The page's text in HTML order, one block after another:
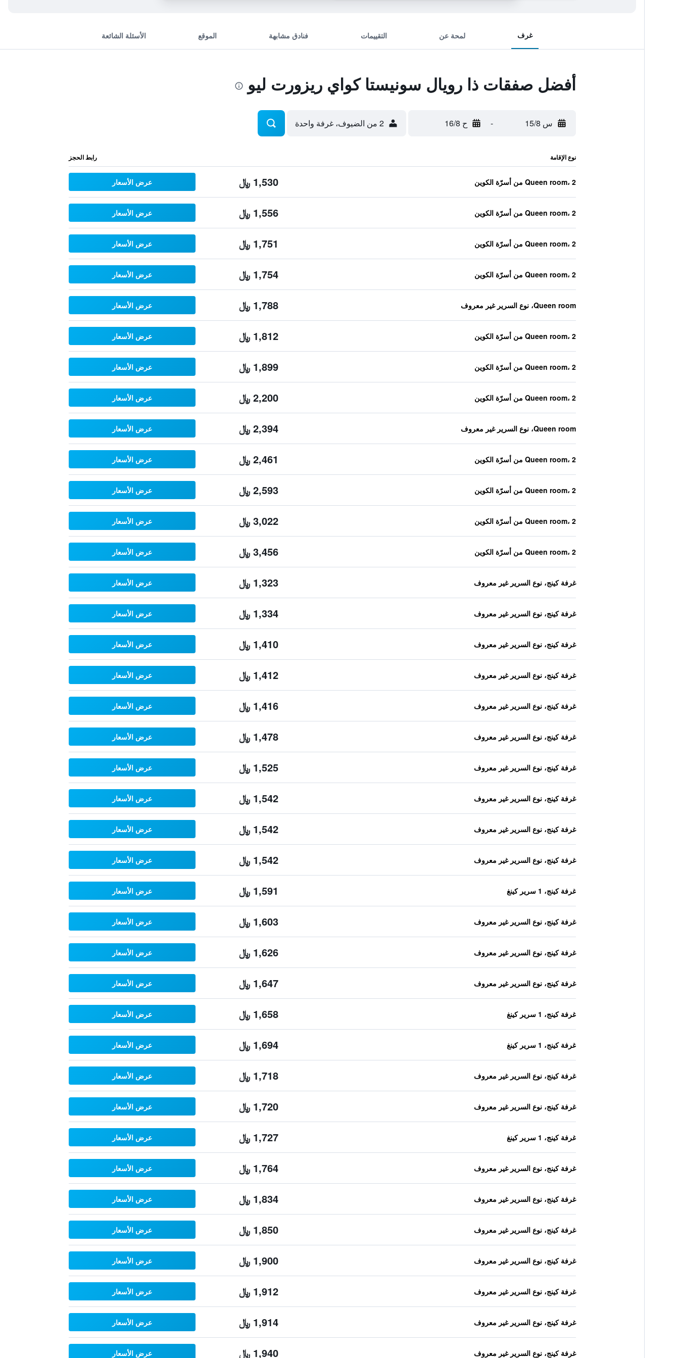
غرف لمحة عن التقييمات فنادق مشابهة الموقع الأسئلة الشائعة
أفضل صفقات ذا رويال سونيستا كواي ريزورت ليو
س 15/8 - ح 16/8 2 من الضيوف، غرفة واحدة
نوع الإقامة رابط الحجز
Queen room، 2 من أسرّة الكوين 1,530 ﷼ عرض الأسعار
Queen room، 2 من أسرّة الكوين 1,556 ﷼ عرض الأسعار
Queen room، 2 من أسرّة الكوين 1,751 ﷼ عرض الأسعار
Queen room، 2 من أسرّة الكوين 1,754 ﷼ عرض الأسعار
Queen room، نوع السرير غير معروف 1,788 ﷼ عرض الأسعار
Queen room، 2 من أسرّة الكوين 1,812 ﷼ عرض الأسعار
Queen room، 2 من أسرّة الكوين 1,899 ﷼ عرض الأسعار
Queen room، 2 من أسرّة الكوين 2,200 ﷼ عرض الأسعار
Queen room، نوع السرير غير معروف 2,394 ﷼ عرض الأسعار
Queen room، 2 من أسرّة الكوين 2,461 ﷼ عرض الأسعار
Queen room، 2 من أسرّة الكوين 2,593 ﷼ عرض الأسعار
Queen room، 2 من أسرّة الكوين 3,022 ﷼ عرض الأسعار
Queen room، 2 من أسرّة الكوين 3,456 ﷼ عرض الأسعار
غرفة كينج، نوع السرير غير معروف 1,323 ﷼ عرض الأسعار
غرفة كينج، نوع السرير غير معروف 1,334 ﷼ عرض الأسعار
غرفة كينج، نوع السرير غير معروف 1,410 ﷼ عرض الأسعار
غرفة كينج، نوع السرير غير معروف 1,412 ﷼ عرض الأسعار
غرفة كينج، نوع السرير غير معروف 1,416 ﷼ عرض الأسعار
غرفة كينج، نوع السرير غير معروف 1,478 ﷼ عرض الأسعار
غرفة كينج، نوع السرير غير معروف 1,525 ﷼ عرض الأسعار
غرفة كينج، نوع السرير غير معروف 1,542 ﷼ عرض الأسعار
غرفة كينج، نوع السرير غير معروف 1,542 ﷼ عرض الأسعار
غرفة كينج، نوع السرير غير معروف 1,542 ﷼ عرض الأسعار
غرفة كينج، 1 سرير كينغ 1,591 ﷼ عرض الأسعار
غرفة كينج، نوع السرير غير معروف 1,603 ﷼ عرض الأسعار
غرفة كينج، نوع السرير غير معروف 1,626 ﷼ عرض الأسعار
غرفة كينج، نوع السرير غير معروف 1,647 ﷼ عرض الأسعار
غرفة كينج، 1 سرير كينغ 1,658 ﷼ عرض الأسعار
غرفة كينج، 1 سرير كينغ 1,694 ﷼ عرض الأسعار
غرفة كينج، نوع السرير غير معروف 1,718 ﷼ عرض الأسعار
غرفة كينج، نوع السرير غير معروف 1,720 ﷼ عرض الأسعار
غرفة كينج، 1 سرير كينغ 1,727 ﷼ عرض الأسعار
غرفة كينج، نوع السرير غير معروف 1,764 ﷼ عرض الأسعار
غرفة كينج، نوع السرير غير معروف 1,834 ﷼ عرض الأسعار
غرفة كينج، نوع السرير غير معروف 1,850 ﷼ عرض الأسعار
غرفة كينج، نوع السرير غير معروف 1,900 ﷼ عرض الأسعار
غرفة كينج، نوع السرير غير معروف 1,912 ﷼ عرض الأسعار
غرفة كينج، نوع السرير غير معروف 1,914 ﷼ عرض الأسعار
غرفة كينج، نوع السرير غير معروف 1,940 ﷼ عرض الأسعار